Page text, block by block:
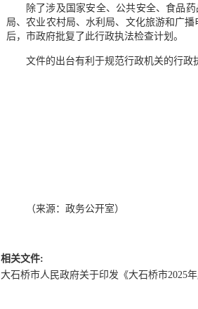
除了涉及国家安全、公共安全、食品
局、农业农村局、水利局、文化旅游和广
后，市政府批复了此行政执法检查计划。
文件的出台有利于规范行政机关的行政
（来源：政务公开室）
相关文件:
大石桥市人民政府关于印发《大石桥市2025